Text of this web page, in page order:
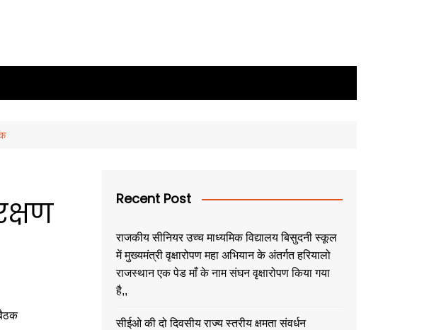
Recent Post
राजकीय सीनियर उच्च माध्यमिक विद्यालय बिसुदनी स्कूल
में मुख्यमंत्री वृक्षारोपण महा अभियान के अंतर्गत हरियालो
राजस्थान एक पेड माँ के नाम संघन वृक्षारोपण किया गया
है,,
सीईओ की दो दिवसीय राज्य स्तरीय क्षमता संवर्धन